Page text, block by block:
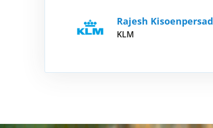
Rajesh Kisoenpersad
KLM